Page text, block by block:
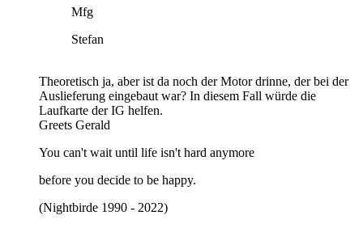
Mfg
Stefan
Theoretisch ja, aber ist da noch der Motor drinne, der bei der
Auslieferung eingebaut war? In diesem Fall würde die
Laufkarte der IG helfen.
Greets Gerald
You can't wait until life isn't hard anymore
before you decide to be happy.
(Nightbirde 1990 - 2022)